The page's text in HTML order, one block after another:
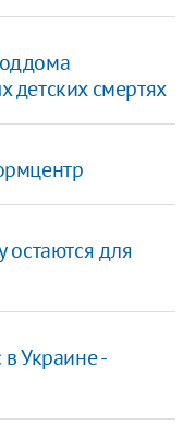
детских смертях
остаются для
Украине -